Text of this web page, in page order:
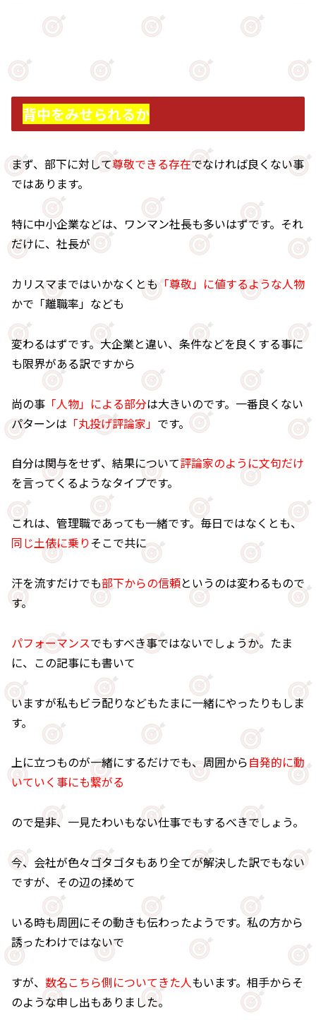
背中をみせられるか
まず、部下に対して尊敬できる存在でなければ良くない事
ではあります。
特に中小企業などは、ワンマン社長も多いはずです。それ
だけに、社長が
カリスマまではいかなくとも「尊敬」に値するような人物
かで「離職率」なども
変わるはずです。大企業と違い、条件などを良くする事に
も限界がある訳ですから
尚の事 「人物」による部分は大きいのです。一番良くない
パターンは 「丸投げ評論家」 です。
自分は関与をせず、結果について評論家のように文句だけ
を言ってくるようなタイプです。
これは、管理職であっても一緒です。毎日ではなくとも、
同じ土俵に乗りそこで共に
汗を流すだけでも部下からの信頼というのは変わるもので
す。
パフォーマンスでもすべき事ではないでしょうか。たま
に、この記事にも書いて
いますが私もビラ配りなどもたまに一緒にやったりもしま
す。
上に立つものが一緒にするだけでも、周囲から自発的に動
いていく事にも繋がる
ので是非、一見たわいもない仕事でもするべきでしょう。
今、会社が色々ゴタゴタもあり全てが解決した訳でもない
ですが、その辺の揉めて
いる時も周囲にその動きも伝わったようです。私の方から
誘ったわけではないで
すが、 数名こちら側についてきた人もいます。相手からそ
のような申し出もありました。